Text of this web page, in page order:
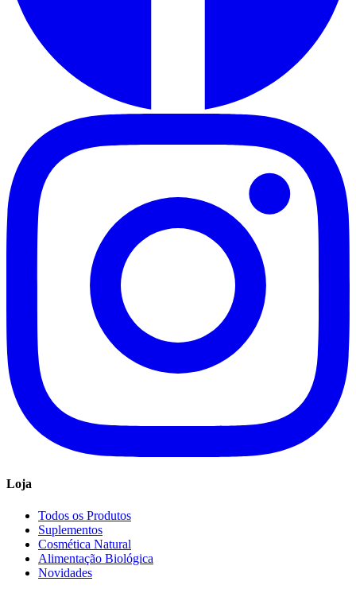
Loja
Todos os Produtos
Suplementos
Cosmética Natural
Alimentação Biológica
Novidades